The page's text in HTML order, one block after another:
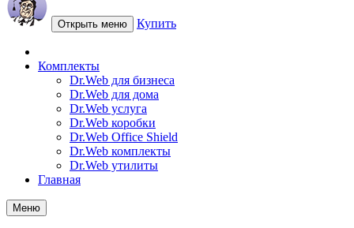
Открыть меню Купить
Комплекты
Dr.Web для бизнеса
Dr.Web для дома
Dr.Web услуга
Dr.Web коробки
Dr.Web Office Shield
Dr.Web комплекты
Dr.Web утилиты
Главная
Меню